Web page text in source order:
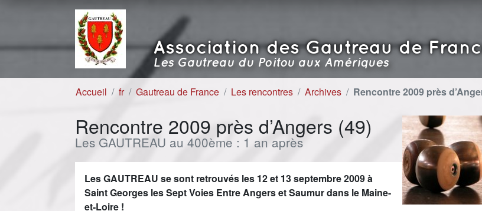
Aller à la navigation
Association des Gautreau de
Les Gautreau du Poitou aux Amériques
Accueil fr Gautreau de France Les rencontres Archives Rencontre 2009 près
Rencontre 2009 près d’Angers (49)
Les GAUTREAU au 400ème : 1 an après
Les GAUTREAU se sont retrouvés les 12 et 13 septembre 2009 à
Saint Georges les Sept Voies Entre Angers et Saumur dans le Maine-
et-Loire !